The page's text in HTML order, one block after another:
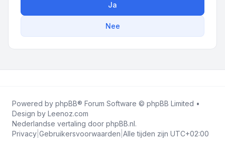
Ja
Nee
Powered by phpBB® Forum Software © phpBB Limited •
Design by Leenoz.com
Nederlandse vertaling door phpBB.nl.
Privacy Gebruikersvoorwaarden Alle tijden zijn UTC+02:00